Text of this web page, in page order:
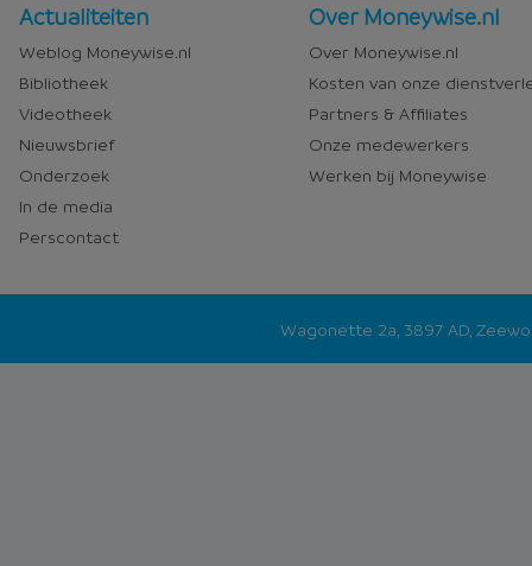
Nieuws
en
media
Actualiteiten
Weblog Moneywise.nl
Bibliotheek
Videotheek
Nieuwsbrief
Onderzoek
In de media
Perscontact
Over
Moneywise
Over Moneywise.nl
Over Moneywise.nl
Kosten van onze
Partners & Affiliates
Onze medewerkers
Werken bij Moneywise
Wagonette 2a, 3897 AD,